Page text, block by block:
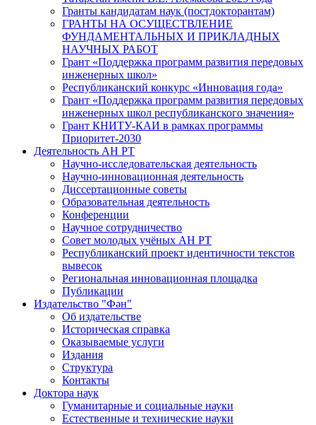
Гранты кандидатам наук (постдокторантам)
ГРАНТЫ НА ОСУЩЕСТВЛЕНИЕ
ФУНДАМЕНТАЛЬНЫХ И ПРИКЛАДНЫХ
НАУЧНЫХ РАБОТ
Грант «Поддержка программ развития передовых
инженерных школ»
Республиканский конкурс «Инновация года»
Грант «Поддержка программ развития передовых
инженерных школ республиканского значения»
Грант КНИТУ-КАИ в рамках программы
Приоритет-2030
Деятельность АН РТ
Научно-исследовательская деятельность
Научно-инновационная деятельность
Диссертационные советы
Образовательная деятельность
Конференции
Научное сотрудничество
Совет молодых учёных АН РТ
Республиканский проект идентичности текстов
вывесок
Региональная инновационная площадка
Публикации
Издательство "Фән"
Об издательстве
Историческая справка
Оказываемые услуги
Издания
Структура
Контакты
Доктора наук
Гуманитарные и социальные науки
Естественные и технические науки